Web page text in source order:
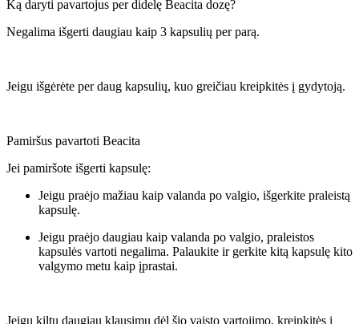
Ką daryti pavartojus per didelę Beacita dozę?
Negalima išgerti daugiau kaip 3 kapsulių per parą.
Jeigu išgėrėte per daug kapsulių, kuo greičiau kreipkitės į gydytoją.
Pamiršus pavartoti Beacita
Jei pamiršote išgerti kapsulę:
Jeigu praėjo mažiau kaip valanda po valgio, išgerkite praleistą
kapsulę.
Jeigu praėjo daugiau kaip valanda po valgio, praleistos
kapsulės vartoti negalima. Palaukite ir gerkite kitą kapsulę kito
valgymo metu kaip įprastai.
Jeigu kiltų daugiau klausimų dėl šio vaisto vartojimo, kreipkitės į